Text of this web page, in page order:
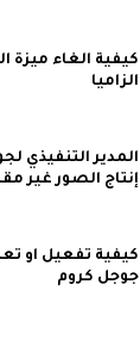
كيفية الغاء ميزة
الزاميا
إنتاج الصور غير
كيفية تفعيل او
جوجل كروم